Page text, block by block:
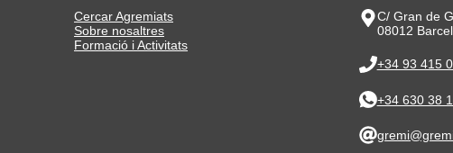
Cercar Agremiats
Sobre nosaltres
Formació i Activitats
C/ Gran de
08012
+34 93 415
+34 630 38